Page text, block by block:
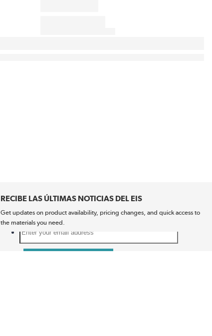
RECIBE LAS ÚLTIMAS NOTICIAS DEL EIS
Get updates on product availability, pricing changes, and quick access to
the materials you need.